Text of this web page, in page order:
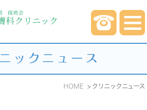
ックニュース
HOME クリニックニュース